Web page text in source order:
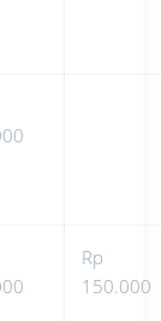
Rp
150.000